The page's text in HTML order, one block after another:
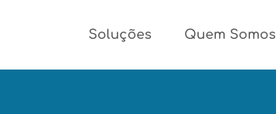
Soluções Quem Somos